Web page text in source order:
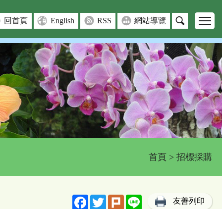
回首頁 English RSS 網站導覽
首頁 > 招標採購
FacebookTwitterPlurk Line 友善列印